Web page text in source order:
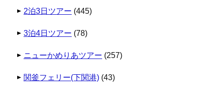
2泊3日ツアー (445)
3泊4日ツアー (78)
ニューかめりあツアー (257)
関釜フェリー(下関港) (43)